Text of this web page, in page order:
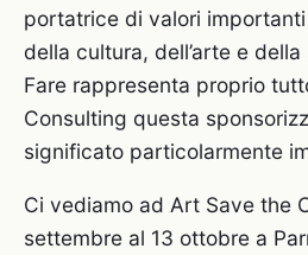
portatrice di valori
della cultura, dell’arte e
Fare rappresenta proprio
Consulting questa
significato particolarmente
Ci vediamo ad Art Save the
settembre al 13 ottobre a